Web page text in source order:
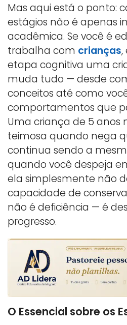
Mas aqui está o ponto:
estágios não é apenas
acadêmica. Se você é
trabalha com crianças,
etapa cognitiva uma
muda tudo — desde
conceitos até como
comportamentos que
Uma criança de 5 anos
teimosa quando nega
continua sendo a
quando você despeja
ela simplesmente não
capacidade de
não é deficiência — é
progresso.
O Essencial sobre os